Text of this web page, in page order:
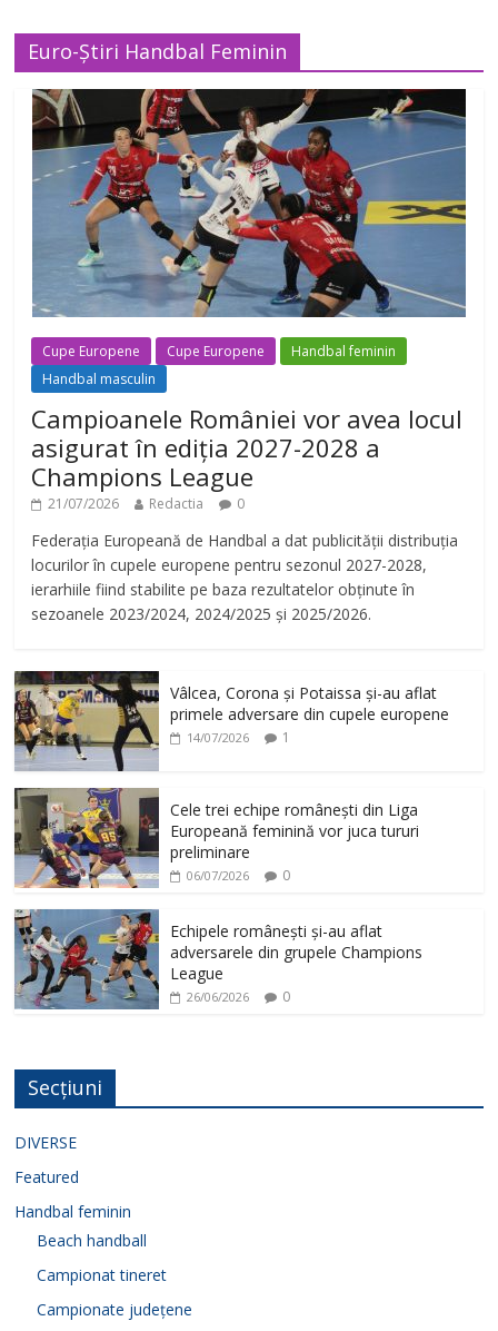
Euro-Știri Handbal Feminin
Cupe Europene Cupe Europene
Handbal feminin
Handbal masculin
Campioanele României vor avea locul
asigurat în ediția 2027-2028 a
Champions League
21/07/2026 Redactia 0
Federația Europeană de Handbal a dat publicității distribuția
locurilor în cupele europene pentru sezonul 2027-2028,
ierarhiile fiind stabilite pe baza rezultatelor obținute în
sezoanele 2023/2024, 2024/2025 și 2025/2026.
Vâlcea, Corona și Potaissa și-au aflat
primele adversare din cupele europene
14/07/2026 1
Cele trei echipe românești din Liga
Europeană feminină vor juca tururi
preliminare
06/07/2026 0
Echipele românești și-au aflat
adversarele din grupele Champions
League
26/06/2026 0
Secțiuni
DIVERSE
Featured
Handbal feminin
Beach handball
Campionat tineret
Campionate județene